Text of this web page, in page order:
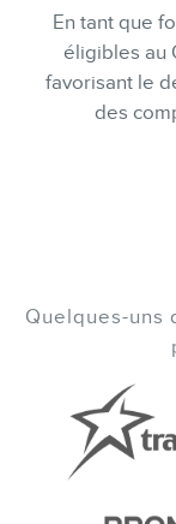
En tant que
éligibles au
favorisant le
des
Quelques-uns